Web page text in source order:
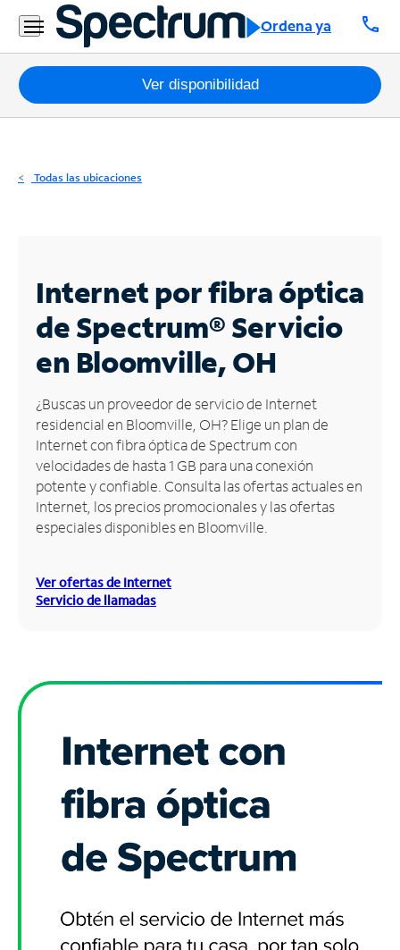
Ordena ya call
Residencial
Business
Paquetes
Internet
Business
Contáctanos
Inglés
Administrar
cuenta
Encuentra
una
tienda
Ver disponibilidad
Todas las ubicaciones
Internet por fibra óptica
de Spectrum®Servicio
en Bloomville, OH
¿Buscas un proveedor de servicio de Internet
residencial en Bloomville, OH? Elige un plan de
Internet con fibra óptica de Spectrum con
velocidades de hasta 1 GB para una conexión
potente y confiable. Consulta las ofertas actuales en
Internet, los precios promocionales y las ofertas
especiales disponibles en Bloomville.
Ver ofertas de Internet
Servicio de llamadas